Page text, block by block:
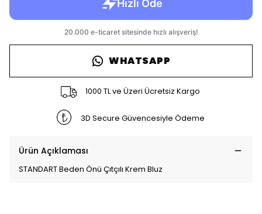
WHATSAPP
1000 TL ve Üzeri Ücretsiz Kargo
3D Secure Güvencesiyle Ödeme
Ürün Açıklaması
STANDART Beden Önü Çıtçılı Krem Bluz